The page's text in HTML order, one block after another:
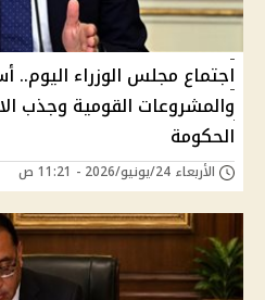
اجتماع مجلس الوزراء اليوم..
والمشروعات القومية وجذب
الحكومة
الأربعاء 24/يونيو/2026 - 11:21 ص